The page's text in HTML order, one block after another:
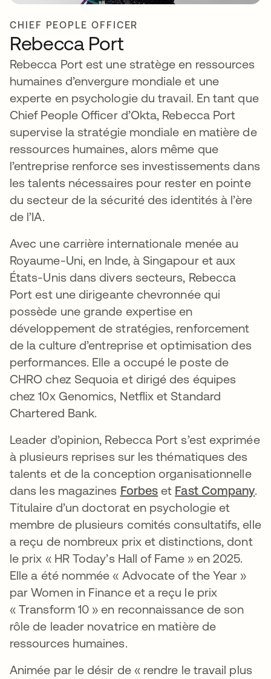
CHIEF PEOPLE OFFICER
Rebecca Port
Rebecca Port est une stratège en ressources
humaines d’envergure mondiale et une
experte en psychologie du travail. En tant que
Chief People Officer d’Okta, Rebecca Port
supervise la stratégie mondiale en matière de
ressources humaines, alors même que
l’entreprise renforce ses investissements dans
les talents nécessaires pour rester en pointe
du secteur de la sécurité des identités à l’ère
de l’IA.
Avec une carrière internationale menée au
Royaume-Uni, en Inde, à Singapour et aux
États-Unis dans divers secteurs, Rebecca
Port est une dirigeante chevronnée qui
possède une grande expertise en
développement de stratégies, renforcement
de la culture d’entreprise et optimisation des
performances. Elle a occupé le poste de
CHRO chez Sequoia et dirigé des équipes
chez 10x Genomics, Netflix et Standard
Chartered Bank.
Leader d’opinion, Rebecca Port s’est exprimée
à plusieurs reprises sur les thématiques des
talents et de la conception organisationnelle
dans les magazines Forbes et Fast Company.
Titulaire d’un doctorat en psychologie et
membre de plusieurs comités consultatifs, elle
a reçu de nombreux prix et distinctions, dont
le prix « HR Today’s Hall of Fame » en 2025.
Elle a été nommée « Advocate of the Year »
par Women in Finance et a reçu le prix
« Transform 10 » en reconnaissance de son
rôle de leader novatrice en matière de
ressources humaines.
Animée par le désir de « rendre le travail plus